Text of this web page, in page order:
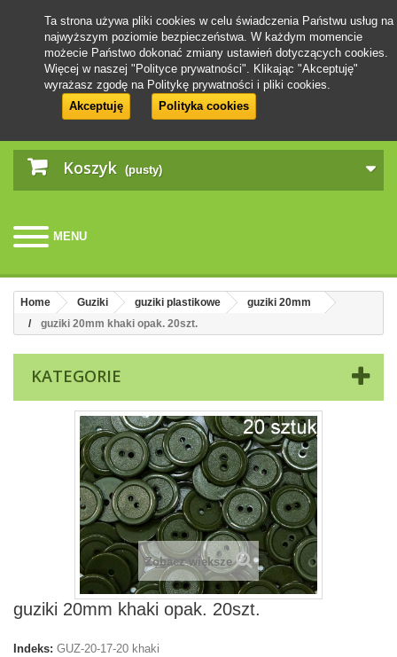
Koszyk (pusty)
MENU
Ta strona używa pliki cookies w celu świadczenia Państwu usług na
najwyższym poziomie bezpieczeństwa. W każdym momencie
możecie Państwo dokonać zmiany ustawień dotyczących cookies.
Więcej w naszej "Polityce prywatności". Klikając "Akceptuję"
wyrażasz zgodę na Politykę prywatności i pliki cookies.
Akceptuję
Polityka cookies
Home Guziki guziki plastikowe
guziki 20mm
guziki 20mm khaki opak. 20szt.
KATEGORIE
Zobacz większe
guziki 20mm khaki opak. 20szt.
Indeks: GUZ-20-17-20 khaki